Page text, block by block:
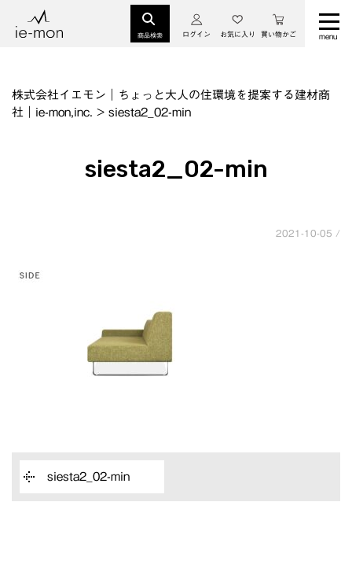
商品検索 ログイン お気に入り 買い物かご
株式会社イエモン｜ちょっと大人の住環境を提案する建材商
社｜ie-mon,inc. > siesta2_02-min
siesta2_02-min
2021-10-05 /
siesta2_02-min